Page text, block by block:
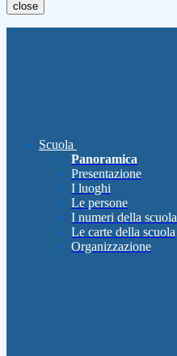
close
Scuola
Panoramica
Presentazione
I luoghi
Le persone
I numeri della scuola
Le carte della scuola
Organizzazione